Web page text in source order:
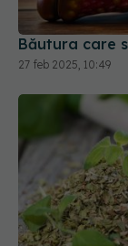
27 feb 2025, 10:49